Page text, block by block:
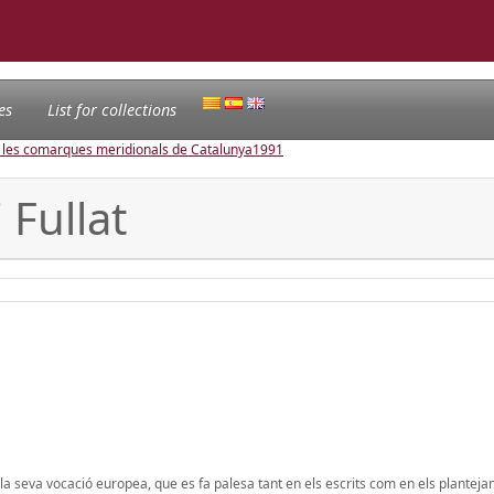
List for collections
comarques meridionals de Catalunya1991
Fullat
seva vocació europea, que es fa palesa tant en els escrits com en els